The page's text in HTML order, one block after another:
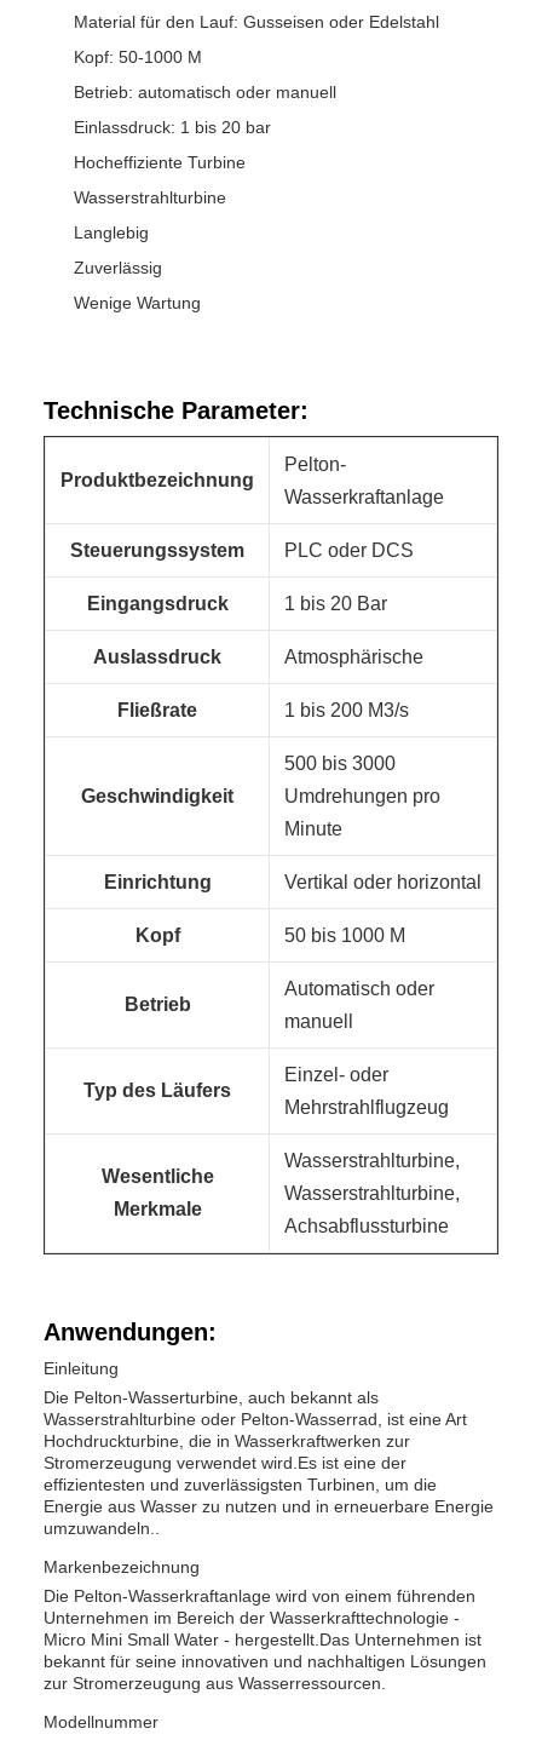
Material für den Lauf: Gusseisen oder Edelstahl
Kopf: 50-1000 M
Betrieb: automatisch oder manuell
Einlassdruck: 1 bis 20 bar
Hocheffiziente Turbine
Wasserstrahlturbine
Langlebig
Zuverlässig
Wenige Wartung
Technische Parameter:
Produktbezeichnung
Pelton-
Wasserkraftanlage
Steuerungssystem PLC oder DCS
Eingangsdruck 1 bis 20 Bar
Auslassdruck Atmosphärische
Fließrate 1 bis 200 M3/s
Geschwindigkeit
500 bis 3000
Umdrehungen pro
Minute
Einrichtung Vertikal oder horizontal
Kopf 50 bis 1000 M
Betrieb
Automatisch oder
manuell
Typ des Läufers
Einzel- oder
Mehrstrahlflugzeug
Wesentliche
Merkmale
Wasserstrahlturbine,
Wasserstrahlturbine,
Achsabflussturbine
Anwendungen:
Einleitung
Die Pelton-Wasserturbine, auch bekannt als
Wasserstrahlturbine oder Pelton-Wasserrad, ist eine Art
Hochdruckturbine, die in Wasserkraftwerken zur
Stromerzeugung verwendet wird.Es ist eine der
effizientesten und zuverlässigsten Turbinen, um die
Energie aus Wasser zu nutzen und in erneuerbare Energie
umzuwandeln..
Markenbezeichnung
Die Pelton-Wasserkraftanlage wird von einem führenden
Unternehmen im Bereich der Wasserkrafttechnologie -
Micro Mini Small Water - hergestellt.Das Unternehmen ist
bekannt für seine innovativen und nachhaltigen Lösungen
zur Stromerzeugung aus Wasserressourcen.
Modellnummer